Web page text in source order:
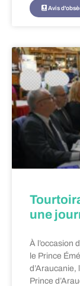
Avis
une
À l’occasion
le Prince
d’Araucanie,
Prince